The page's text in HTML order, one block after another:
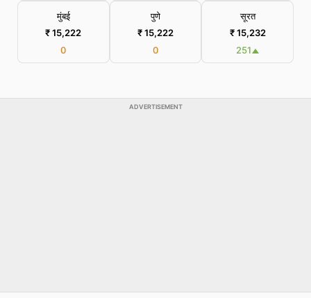
मुंबई
₹ 15,222
0
पुणे
₹ 15,222
0
सूरत
₹ 15,232
251
ADVERTISEMENT